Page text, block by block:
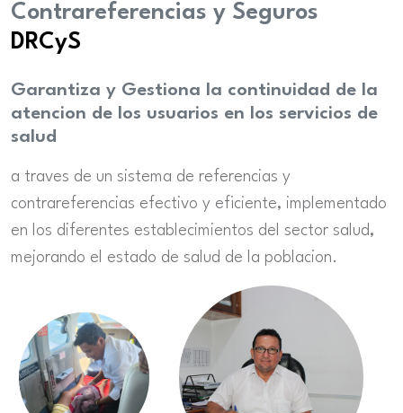
Contrareferencias y Seguros
DRCyS
Garantiza y Gestiona la continuidad de la
atencion de los usuarios en los servicios de
salud
a traves de un sistema de referencias y
contrareferencias efectivo y eficiente, implementado
en los diferentes establecimientos del sector salud,
mejorando el estado de salud de la poblacion.